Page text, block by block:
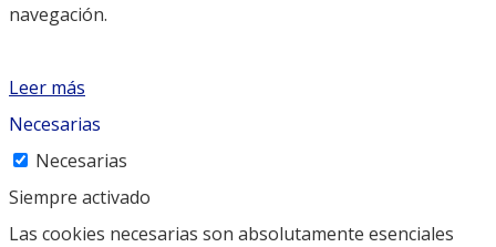
navegación.
Leer más
Necesarias
Necesarias
Siempre activado
Las cookies necesarias son absolutamente esenciales